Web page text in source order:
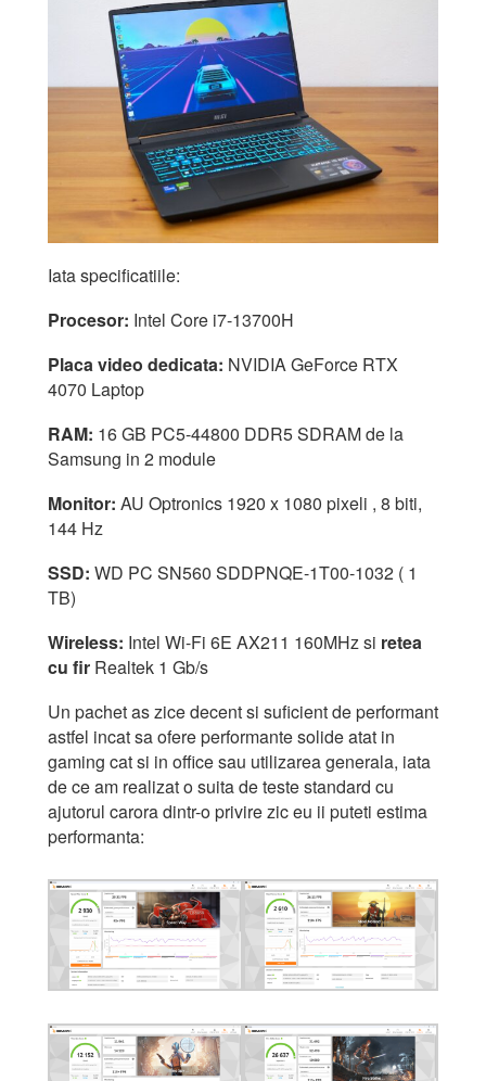
Iata specificatiile:
Procesor: Intel Core i7-13700H
Placa video dedicata: NVIDIA GeForce RTX
4070 Laptop
RAM: 16 GB PC5-44800 DDR5 SDRAM de la
Samsung in 2 module
Monitor: AU Optronics 1920 x 1080 pixeli , 8 biti,
144 Hz
SSD: WD PC SN560 SDDPNQE-1T00-1032 ( 1
TB)
Wireless: Intel Wi-Fi 6E AX211 160MHz si retea
cu fir Realtek 1 Gb/s
Un pachet as zice decent si suficient de performant
astfel incat sa ofere performante solide atat in
gaming cat si in office sau utilizarea generala, iata
de ce am realizat o suita de teste standard cu
ajutorul carora dintr-o privire zic eu ii puteti estima
performanta: